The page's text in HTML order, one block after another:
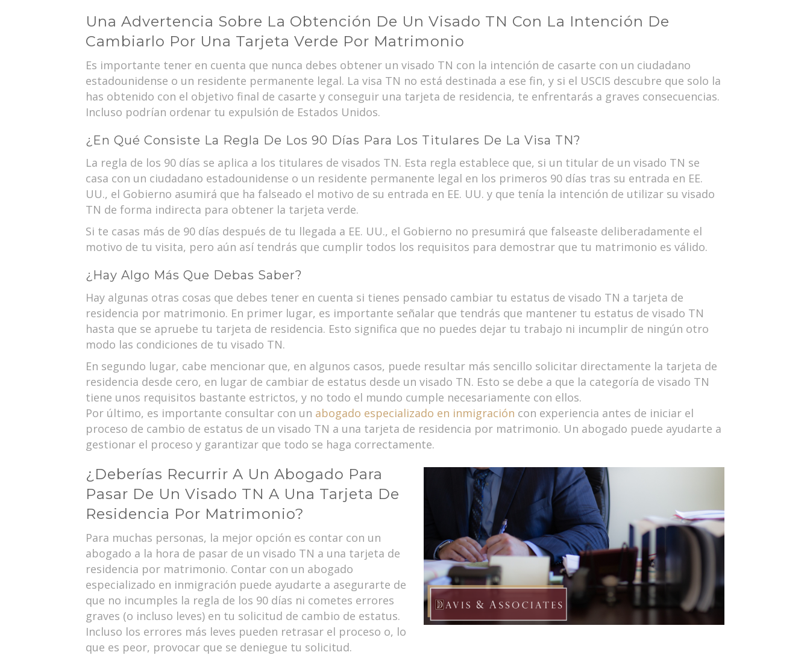
Una Advertencia Sobre La Obtención De Un Visado TN Con La Intención De
Cambiarlo Por Una Tarjeta Verde Por Matrimonio
Es importante tener en cuenta que nunca debes obtener un visado TN con la intención de casarte con un ciudadano
estadounidense o un residente permanente legal. La visa TN no está destinada a ese fin, y si el USCIS descubre que solo la
has obtenido con el objetivo final de casarte y conseguir una tarjeta de residencia, te enfrentarás a graves consecuencias.
Incluso podrían ordenar tu expulsión de Estados Unidos.
¿En Qué Consiste La Regla De Los 90 Días Para Los Titulares De La Visa TN?
La regla de los 90 días se aplica a los titulares de visados TN. Esta regla establece que, si un titular de un visado TN se
casa con un ciudadano estadounidense o un residente permanente legal en los primeros 90 días tras su entrada en EE.
UU., el Gobierno asumirá que ha falseado el motivo de su entrada en EE. UU. y que tenía la intención de utilizar su visado
TN de forma indirecta para obtener la tarjeta verde.
Si te casas más de 90 días después de tu llegada a EE. UU., el Gobierno no presumirá que falseaste deliberadamente el
motivo de tu visita, pero aún así tendrás que cumplir todos los requisitos para demostrar que tu matrimonio es válido.
¿Hay Algo Más Que Debas Saber?
Hay algunas otras cosas que debes tener en cuenta si tienes pensado cambiar tu estatus de visado TN a tarjeta de
residencia por matrimonio. En primer lugar, es importante señalar que tendrás que mantener tu estatus de visado TN
hasta que se apruebe tu tarjeta de residencia. Esto significa que no puedes dejar tu trabajo ni incumplir de ningún otro
modo las condiciones de tu visado TN.
En segundo lugar, cabe mencionar que, en algunos casos, puede resultar más sencillo solicitar directamente la tarjeta de
residencia desde cero, en lugar de cambiar de estatus desde un visado TN. Esto se debe a que la categoría de visado TN
tiene unos requisitos bastante estrictos, y no todo el mundo cumple necesariamente con ellos.
Por último, es importante consultar con un abogado especializado en inmigración con experiencia antes de iniciar el
proceso de cambio de estatus de un visado TN a una tarjeta de residencia por matrimonio. Un abogado puede ayudarte a
gestionar el proceso y garantizar que todo se haga correctamente.
¿Deberías Recurrir A Un Abogado Para
Pasar De Un Visado TN A Una Tarjeta De
Residencia Por Matrimonio?
Para muchas personas, la mejor opción es contar con un
abogado a la hora de pasar de un visado TN a una tarjeta de
residencia por matrimonio. Contar con un abogado
especializado en inmigración puede ayudarte a asegurarte de
que no incumples la regla de los 90 días ni cometes errores
graves (o incluso leves) en tu solicitud de cambio de estatus.
Incluso los errores más leves pueden retrasar el proceso o, lo
que es peor, provocar que se deniegue tu solicitud.